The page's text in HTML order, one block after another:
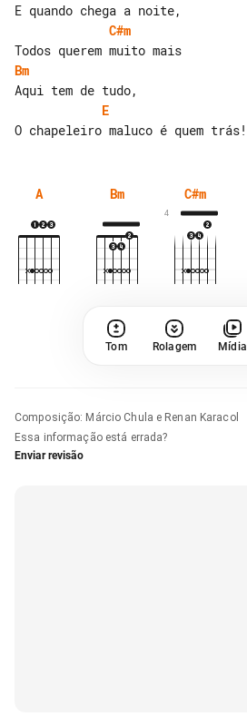
C#m
Bm
E
A Bm C#m
4
Tom Rolagem Mídia
Composição: Márcio Chula e Renan Karacol
Essa informação está errada?
Enviar revisão